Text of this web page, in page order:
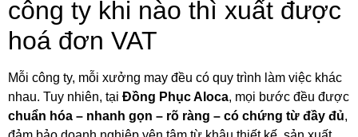
công ty khi nào thì xuất được
hoá đơn VAT
Mỗi công ty, mỗi xưởng may đều có quy trình làm việc khác
nhau. Tuy nhiên, tại Đồng Phục Aloca, mọi bước đều được
chuẩn hóa – nhanh gọn – rõ ràng – có chứng từ đầy đủ,